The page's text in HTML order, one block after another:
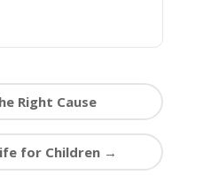
Right Cause
for Children →